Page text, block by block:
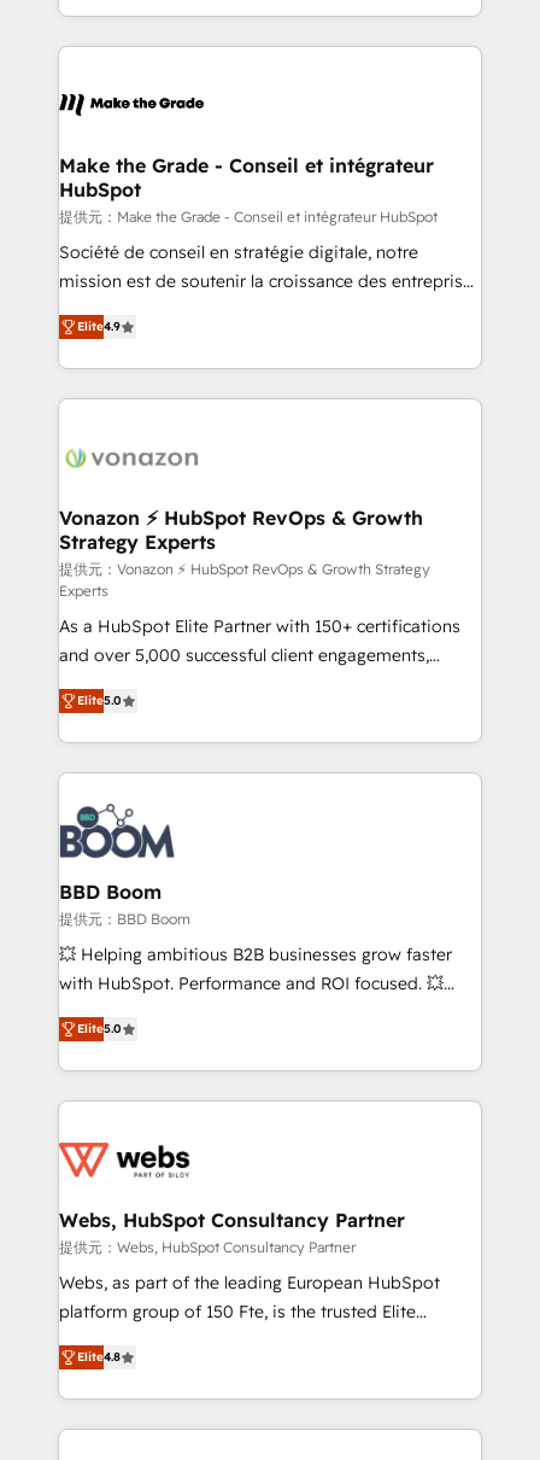
outil et des données partagées • Amélioration de la
collecte et de l’analyse des données pour des
de la productivité des équipes Notre équipe de 30
avec un engagement total, alignant processus
métiers et technologie, et guidant vos équipes à
travers le changement, tout en centrant vos objectifs
d’entreprise. Grâce à une méthodologie éprouvée
auprès de plus de 400 clients, nous comprenons
HubSpot dans votre organisation. Pour toute
question technique ou besoin de structuration de
Make the Grade - Conseil et intégrateur
HubSpot
提供元：Make the Grade - Conseil et intégrateur HubSpot
Société de conseil en stratégie digitale, notre
mission est de soutenir la croissance des entreprises
B2B à travers l’acquisition de nouveaux clients,
l'intégration CRM et le développement des revenus
auprès de vos comptes existants. En France et à
l'international, nous travaillons avec des ETI
delà d’une simple transformation digitale et des
➤ L’intégration de CRM et de méthodologie RevOps
pour aligner les équipes marketing, commerciales et
support client (data migration, synchronisation API,
audit et maintenance) ➤ La création de sites internet
de conversion qui transforment les visiteurs en
opportunités d'affaires ➤ La mise en place de
stratégies d'acquisition marketing (SEO, SEA,
inbound, automatisation marketing, ABM, IA,
emailing) Informations clés : - 10 ans d'expérience -
100+ intégrations CRM HubSpot réussies - 40
experts conseil - 150 certifications HubSpot
cumulées
Elite4.9
Vonazon ⚡ HubSpot RevOps & Growth
Strategy Experts
提供元：Vonazon ⚡ HubSpot RevOps & Growth Strategy
Experts
As a HubSpot Elite Partner with 150+ certifications
and over 5,000 successful client engagements,
Vonazon turns marketing complexity into
measurable, scalable growth. From onboarding to
enterprise-grade campaigns, our in-house team
builds scalable strategies that drive long-term
revenue. ⚙️ HubSpot Integration & Optimization •
Seamless CRM, CMS, and automation setup •
Complex platform migrations and data cleanups •
Custom APIs and third-party integrations 📈 End-to-
End Revenue Acceleration • Lifecycle marketing and
pipeline growth programs • Sales enablement tools
and CRM optimization • Retention strategies with
Execution • 750+ onboardings and 2,000+
implementations • Deep expertise across marketing,
Elite5.0
BBD Boom
提供元：BBD Boom
💥 Helping ambitious B2B businesses grow faster
with HubSpot. Performance and ROI focused. 💥
BBD Boom is the HubSpot partner that can help you
to HubSpot Better. We work with your teams to
solve all your HubSpot challenges and improve user
adoption, sales process and marketing results.
the first time 🔧 Designing and optimising your
and build using HubSpot 🔌 Integrating HubSpot
with other systems 🎓 Training your teams to be
HubSpot pros 📊 Lead generation services using
HubSpot Why us? - SIX HubSpot Accreditations -
CRM, Solutions Architecture, Onboarding , Data
Migration, Custom Integration & Platform
Elite5.0
Webs, HubSpot Consultancy Partner
提供元：Webs, HubSpot Consultancy Partner
Webs, as part of the leading European HubSpot
platform group of 150 Fte, is the trusted Elite
HubSpot CRM Partner offering you a roadmap on
maximizing EBITDA and achieving Commercial
Excellence. With our targeted processes, we
strengthen your digital transformation and minimize
Elite4.8